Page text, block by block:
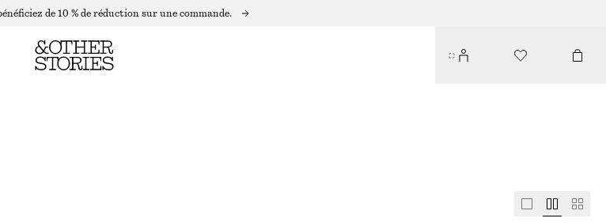
de 10 % de réduction sur une commande.